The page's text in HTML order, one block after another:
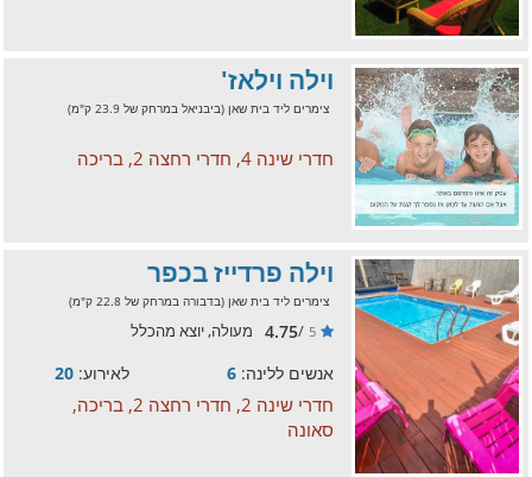
וילה וילאז'
צימרים ליד בית שאן (ביבניאל במרחק של 23.9 ק"מ)
חדרי שינה 4, חדרי רחצה 2, בריכה
וילה פרדייז בכפר
צימרים ליד בית שאן (בדבורה במרחק של 22.8 ק"מ)
5
/
4.75 מעולה, יוצא מהכלל
אנשים ללינה: 6 לאירוע: 20
חדרי שינה 2, חדרי רחצה 2, בריכה,
סאונה